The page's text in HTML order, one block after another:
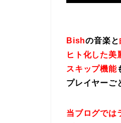
Bishの音楽と
ヒト化した美
スキップ機能
プレイヤーご
当ブログでは